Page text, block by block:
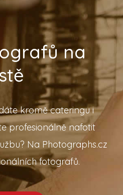
na
kromě cateringu i
profesionálně nafotit
Na Photographs.cz
fotografů.